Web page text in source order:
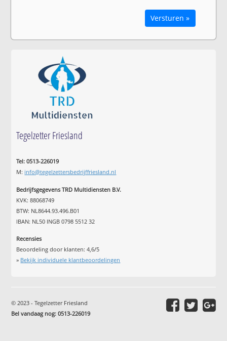
Versturen »
Tegelzetter Friesland
Tel: 0513-226019
M: info@tegelzettersbedrijffriesland.nl
Bedrijfsgegevens TRD Multidiensten B.V.
KVK: 88068749
BTW: NL8644.93.496.B01
IBAN: NL50 INGB 0798 5512 32
Recensies
Beoordeling door klanten:4,6/5
» Bekijk individuele klantbeoordelingen
© 2023 - Tegelzetter Friesland
Bel vandaag nog: 0513-226019